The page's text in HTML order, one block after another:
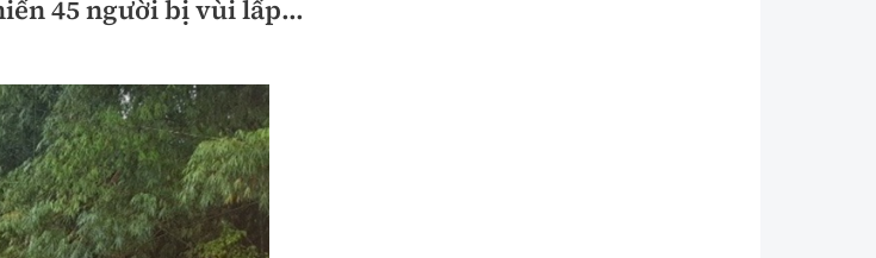
sao
thao
AI
Tư vấn
45 người bị vùi lấp...